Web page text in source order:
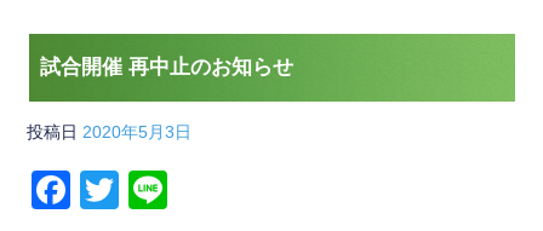
試合開催 再中止のお知らせ
投稿日 2020年5月3日
F
T